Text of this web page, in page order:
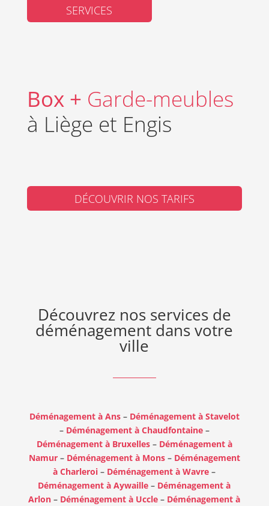
SERVICES
Box + Garde-meubles
à Liège et Engis
DÉCOUVRIR NOS TARIFS
Découvrez nos services de
déménagement dans votre
ville
Déménagement à Ans– Déménagement à Stavelot
– Déménagement à Chaudfontaine–
Déménagement à Bruxelles–Déménagement à
Namur– Déménagement à Mons– Déménagement
à Charleroi – Déménagement à Wavre –
Déménagement à Aywaille – Déménagement à
Arlon – Déménagement à Uccle – Déménagement à